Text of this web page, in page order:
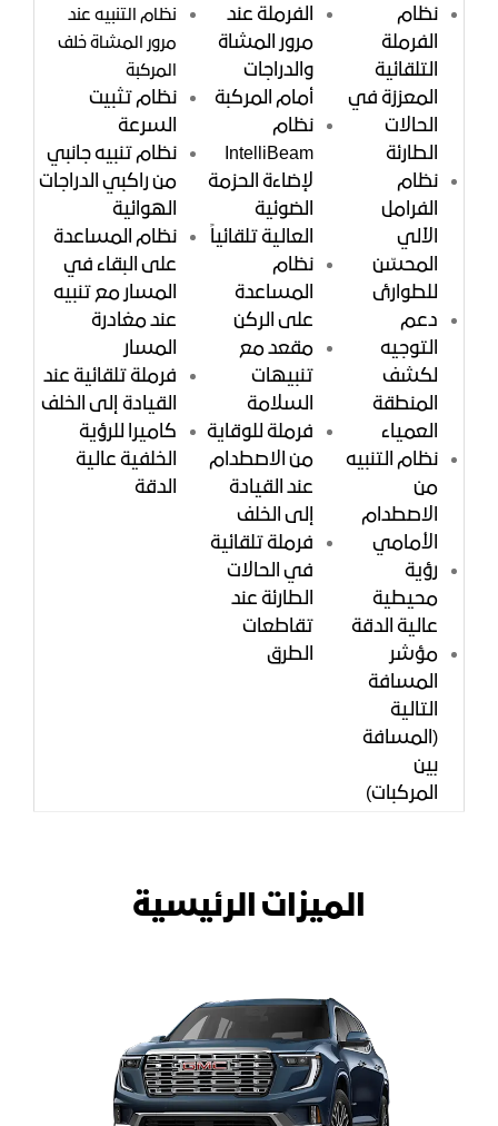
نظام
الفرملة
التلقائية
المعززة في
الحالات
الطارئة
نظام
الفرامل
الآلي
المحسّن
للطوارئ
دعم
التوجيه
لكشف
المنطقة
العمياء
نظام التنبيه
من
الاصطدام
الأمامي
رؤية
محيطية
عالية الدقة
مؤشر
المسافة
التالية
(المسافة
بين
المركبات)
الفرملة عند
مرور المشاة
والدراجات
أمام المركبة
نظام
IntelliBeam
لإضاءة الحزمة
الضوئية
العالية تلقائياً
نظام
المساعدة
على الركن
مقعد مع
تنبيهات
السلامة
فرملة للوقاية
من الاصطدام
عند القيادة
إلى الخلف
فرملة تلقائية
في الحالات
الطارئة عند
تقاطعات
الطرق
نظام التنبيه عند
مرور المشاة خلف
المركبة
نظام تثبيت
السرعة
نظام تنبيه جانبي
من راكبي الدراجات
الهوائية
نظام المساعدة
على البقاء في
المسار مع تنبيه
عند مغادرة
المسار
فرملة تلقائية عند
القيادة إلى الخلف
كاميرا للرؤية
الخلفية عالية
الدقة
​الميزات الرئيسية